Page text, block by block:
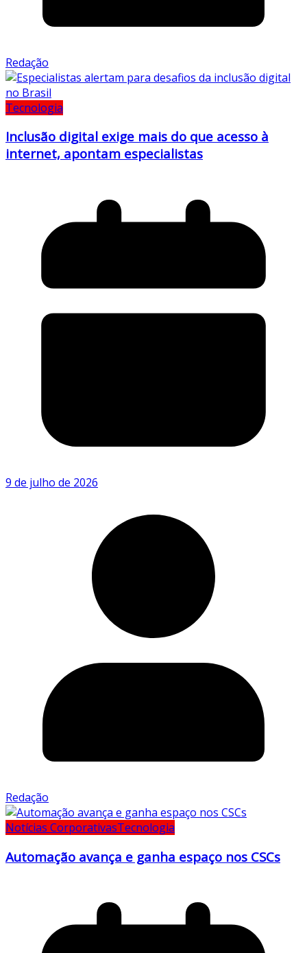
Redação
Tecnologia
Inclusão digital exige mais do que acesso à
internet, apontam especialistas
9 de julho de 2026
Redação
Notícias CorporativasTecnologia
Automação avança e ganha espaço nos CSCs